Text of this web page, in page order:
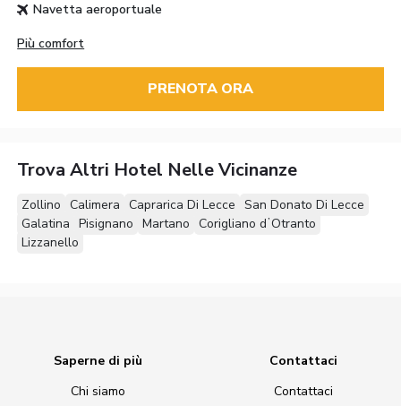
Navetta aeroportuale
Più comfort
PRENOTA ORA
Trova Altri Hotel Nelle Vicinanze
Zollino Calimera Caprarica Di Lecce San Donato Di Lecce
Galatina Pisignano Martano Corigliano dʼOtranto
Lizzanello
Saperne di più
Chi siamo
Contattaci
Contattaci